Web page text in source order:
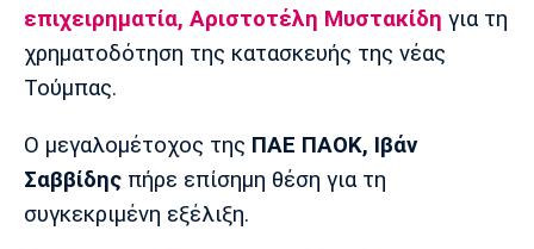
Running
Media
Παρασκήνιο
Μπαρτσελόνα
Μαδρίτης
Ατλέτικο
Μαδρίτης
επιχειρηματία, Αριστοτέλη Μυστακίδη για τη
χρηματοδότηση της κατασκευής της νέας
Τούμπας.
Ο μεγαλομέτοχος της ΠΑΕ ΠΑΟΚ, Ιβάν
Σαββίδης πήρε επίσημη θέση για τη
συγκεκριμένη εξέλιξη.